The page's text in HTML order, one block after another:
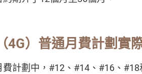
4G）普通月費計劃實
費計劃中，#12、#14、#16、